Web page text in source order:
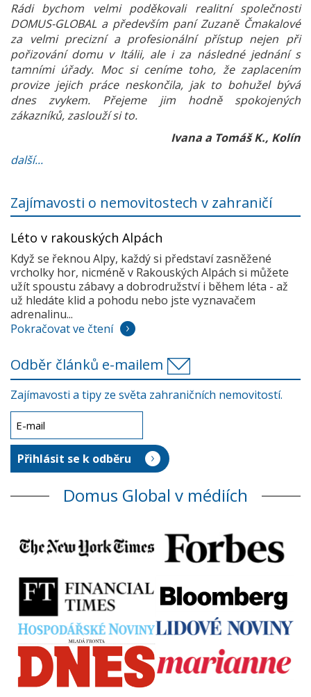
Rádi bychom velmi poděkovali realitní společnosti
DOMUS-GLOBAL a především paní Zuzaně Čmakalové
za velmi precizní a profesionální přístup nejen při
pořizování domu v Itálii, ale i za následné jednání s
tamními úřady. Moc si ceníme toho, že zaplacením
provize jejich práce neskončila, jak to bohužel bývá
dnes zvykem. Přejeme jim hodně spokojených
zákazníků, zaslouží si to.
Ivana a Tomáš K., Kolín
další...
Zajímavosti o nemovitostech v zahraničí
Léto v rakouských Alpách
Když se řeknou Alpy, každý si představí zasněžené
vrcholky hor, nicméně v Rakouských Alpách si můžete
užít spoustu zábavy a dobrodružství i během léta - až
už hledáte klid a pohodu nebo jste vyznavačem
adrenalinu...
Pokračovat ve čtení
Odběr článků e-mailem
Zajímavosti a tipy ze světa zahraničních nemovitostí.
Domus Global v médiích